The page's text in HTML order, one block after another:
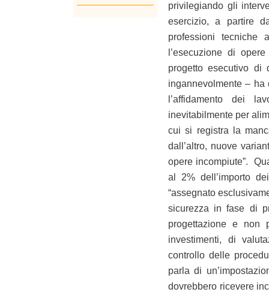
privilegiando gli
esercizio, a partire
professioni tecniche
l’esecuzione di
progetto esecutivo di
ingannevolmente –
l’affidamento dei
inevitabilmente per
cui si registra la
dall’altro, nuove
opere incompiute”.
al 2% dell’importo
“assegnato
sicurezza in fase di
progettazione e non
investimenti, di
controllo delle
parla di
dovrebbero ricevere